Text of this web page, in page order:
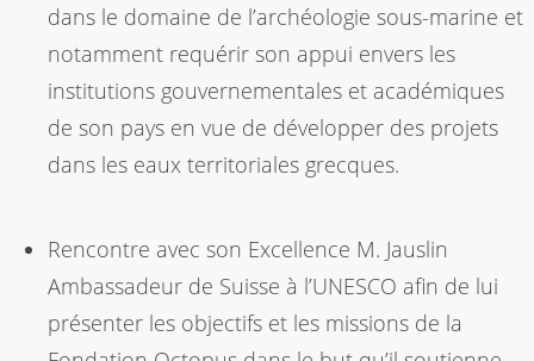
dans le domaine de l’archéologie sous-marine et
notamment requérir son appui envers les
institutions gouvernementales et académiques
de son pays en vue de développer des projets
dans les eaux territoriales grecques.
Rencontre avec son Excellence M. Jauslin
Ambassadeur de Suisse à l’UNESCO afin de lui
présenter les objectifs et les missions de la